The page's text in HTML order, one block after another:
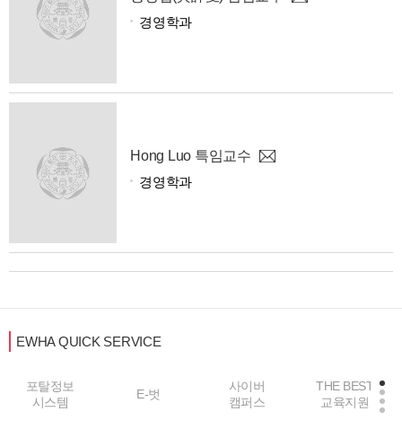
경영학과
Hong Luo 특임교수
경영학과
EWHA QUICK SERVICE
E-벗
사이버
캠퍼스
THE BEST
교육지원
중앙도서관